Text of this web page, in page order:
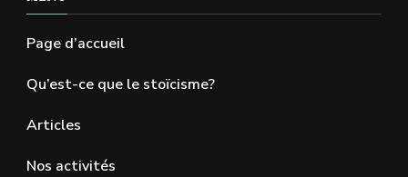
Page d’accueil
Qu’est-ce que le stoïcisme?
Articles
Nos activités